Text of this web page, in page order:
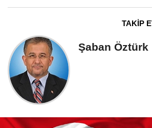
TAKİP
Şaban Öztürk